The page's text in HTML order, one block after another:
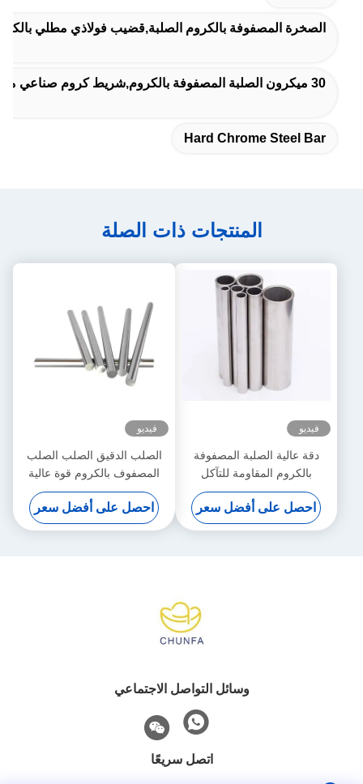
الصخرة المصفوفة بالكروم الصلبة,قضيب فولاذي مطلي
30 ميكرون الصلبة المصفوفة بالكروم,شريط كروم صناعي مستدير
Hard Chrome Steel Bar
المنتجات ذات الصلة
فيديو
دقة عالية الصلبة المصفوفة
بالكروم المقاومة للتآكل
0.2mm / M
احصل على أفضل سعر
فيديو
الصلب الدقيق الصلب الصلب
المصفوف بالكروم قوة عالية
للتطبيق الصناعي
احصل على أفضل سعر
وسائل التواصل الاجتماعي
اتصل سريعًا